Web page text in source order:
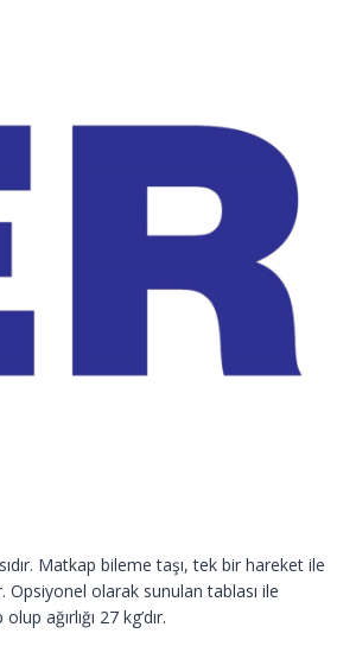
Matkap bileme taşı, tek bir hareket ile
Opsiyonel olarak sunulan tablası ile
ağırlığı 27 kg’dır.